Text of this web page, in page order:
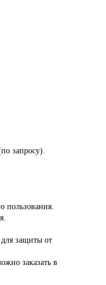
запросу).
пользования.
защиты от
заказать в